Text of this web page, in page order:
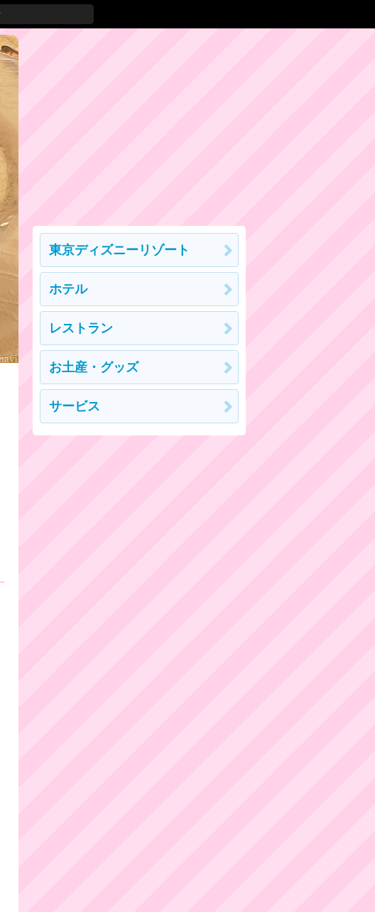
東京ディズニーリゾート
ホテル
レストラン
お土産・グッズ
サービス